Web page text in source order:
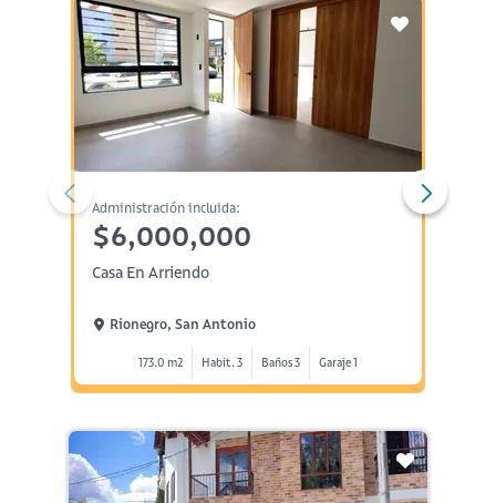
Administración incluida:
$6,000,000
Casa En Arriendo
Rionegro, San Antonio
173.0 m2 Habit. 3 Baños 3 Garaje 1